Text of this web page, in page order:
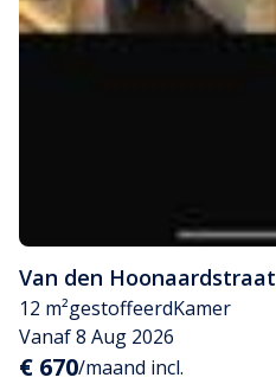
Van den Hoonaardstraat
12 m²gestoffeerdKamer
Vanaf 8 Aug 2026
€ 670/maand incl.